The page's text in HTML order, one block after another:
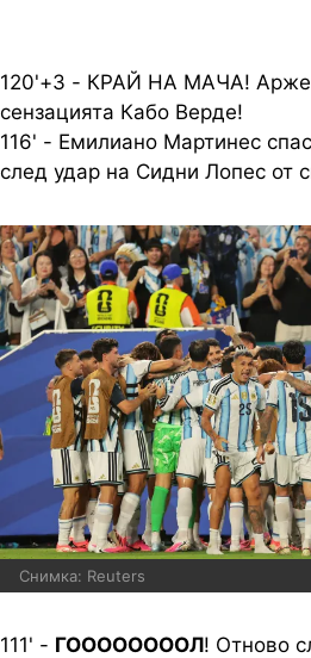
120'+3 - КРАЙ НА МАЧА!
сензацията Кабо Верде!
116' - Емилиано Мартинес
след удар на Сидни Лопес от
Снимка: Reuters
111' - ГООООООООЛ! Отново